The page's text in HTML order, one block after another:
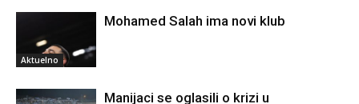
Aktuelno
Mohamed Salah ima novi klub
Manijaci se oglasili o krizi u